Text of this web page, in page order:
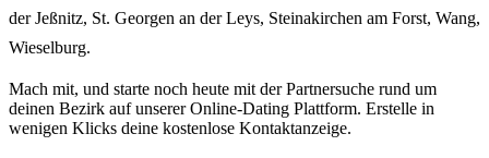
der Jeßnitz, St. Georgen an der Leys, Steinakirchen am Forst, Wang,
Wieselburg.
Mach mit, und starte noch heute mit der Partnersuche rund um
deinen Bezirk auf unserer Online-Dating Plattform. Erstelle in
wenigen Klicks deine kostenlose Kontaktanzeige.